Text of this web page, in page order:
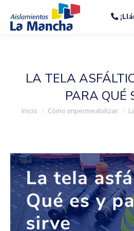
LA TELA
PARA QUÉ
Estás aquí:
Inicio Cómo impermeabilizar